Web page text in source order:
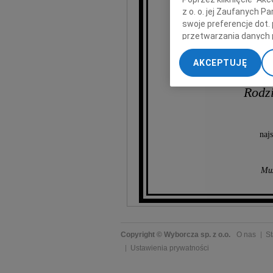
wieloletniego
ds.
a także
Copyright © Wyborcza sp. z o.o. O nas
Ustawienia prywatności
z o. o. jej Zaufanych
swoje preferencje dot.
przetwarzania danych
„Ustawienia
My, nasi Zaufani
dokładnych danych
Przechowywanie
AKCEPTUJĘ